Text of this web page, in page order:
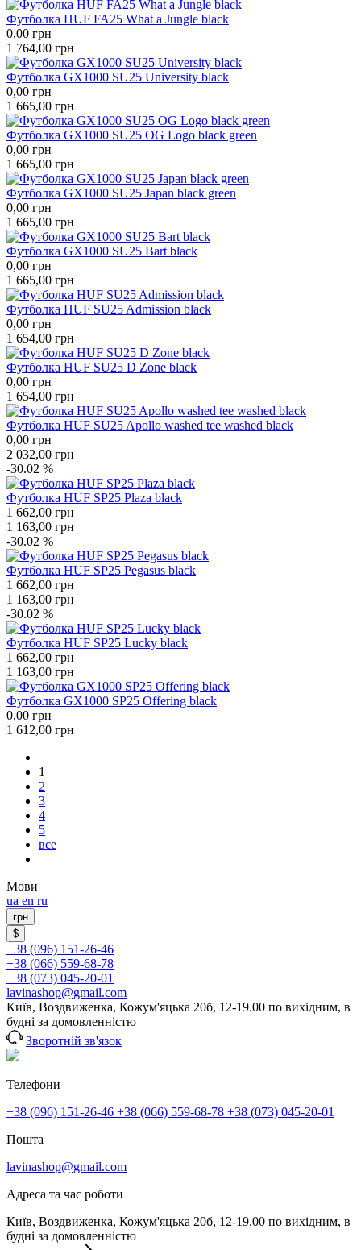
Футболка HUF FA25 What a Jungle black
0,00 грн
1 764,00 грн
Футболка GX1000 SU25 University black
0,00 грн
1 665,00 грн
Футболка GX1000 SU25 OG Logo black green
0,00 грн
1 665,00 грн
Футболка GX1000 SU25 Japan black green
0,00 грн
1 665,00 грн
Футболка GX1000 SU25 Bart black
0,00 грн
1 665,00 грн
Футболка HUF SU25 Admission black
0,00 грн
1 654,00 грн
Футболка HUF SU25 D Zone black
0,00 грн
1 654,00 грн
Футболка HUF SU25 Apollo washed tee washed black
0,00 грн
2 032,00 грн
-30.02 %
Футболка HUF SP25 Plaza black
1 662,00 грн
1 163,00 грн
-30.02 %
Футболка HUF SP25 Pegasus black
1 662,00 грн
1 163,00 грн
-30.02 %
Футболка HUF SP25 Lucky black
1 662,00 грн
1 163,00 грн
Футболка GX1000 SP25 Offering black
0,00 грн
1 612,00 грн
1
2
3
4
5
все
Мови
ua en ru
грн
$
+38 (096) 151-26-46
+38 (066) 559-68-78
+38 (073) 045-20-01
lavinashop@gmail.com
Київ, Воздвиженка, Кожум'яцька 20б, 12-19.00 по вихідним, в
будні за домовленністю
Зворотній зв'язок
Телефони
+38 (096) 151-26-46 +38 (066) 559-68-78 +38 (073) 045-20-01
Пошта
lavinashop@gmail.com
Адреса та час роботи
Київ, Воздвиженка, Кожум'яцька 20б, 12-19.00 по вихідним, в
будні за домовленністю